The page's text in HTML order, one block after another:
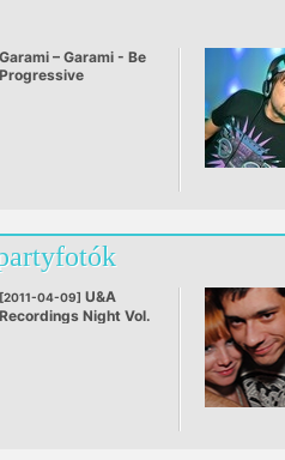
Garami – Garami - Be
Progressive
[2011-04-09] U&A
Recordings Night Vol.